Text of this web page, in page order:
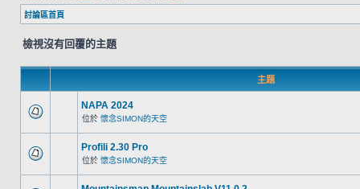
討論區首頁
檢視沒有回覆的主題
主題
NAPA 2024
位於 懷念SIMON的天空
Profili 2.30 Pro
位於 懷念SIMON的天空